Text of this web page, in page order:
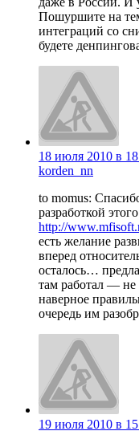
Пошуршите на
интеграций со
будете
18 июля 2010 в
korden_nn
to momus:
разработкой
http://
есть желание
вперед
осталось…
там работал —
наверное
очередь им
19 июля 2010 в